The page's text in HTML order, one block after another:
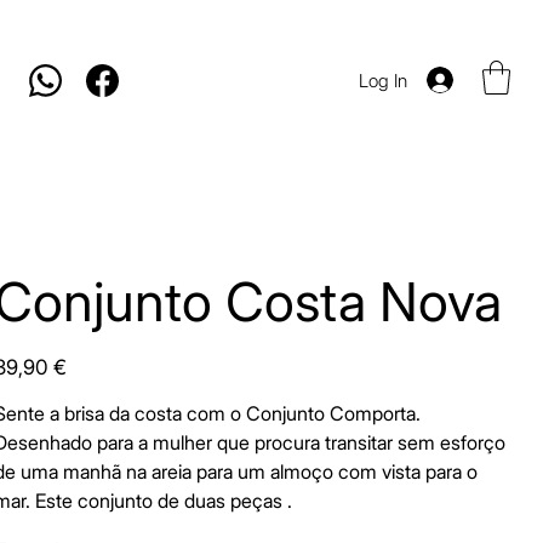
Log In
Costa Nova
€
a brisa da costa com o Conjunto Comporta.
para a mulher que procura transitar sem esforço
uma manhã na areia para um almoço com vista para o
Este conjunto de duas peças .